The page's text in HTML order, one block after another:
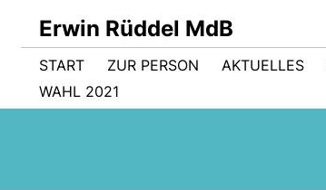
Erwin Rüddel MdB
START ZUR PERSON AKTUELLES
WAHL 2021